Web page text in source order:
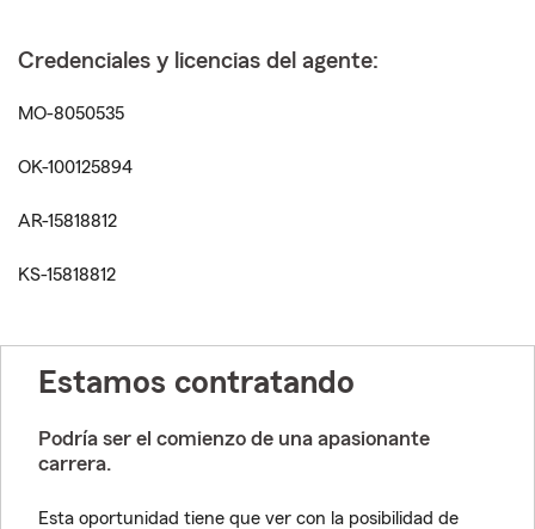
Credenciales y licencias del agente:
MO-8050535
OK-100125894
AR-15818812
KS-15818812
Estamos contratando
Podría ser el comienzo de una apasionante
carrera.
Esta oportunidad tiene que ver con la posibilidad de